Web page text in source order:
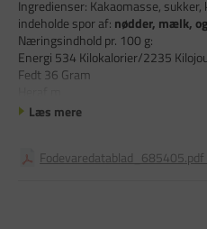
Ingredienser: Kakaomasse,
indeholde spor af: nødder, mælk,
Næringsindhold pr. 100 g:
Energi 534 Kilokalorier/2235
Fedt 36 Gram
Læs mere
Fodevaredatablad_685405.pdf